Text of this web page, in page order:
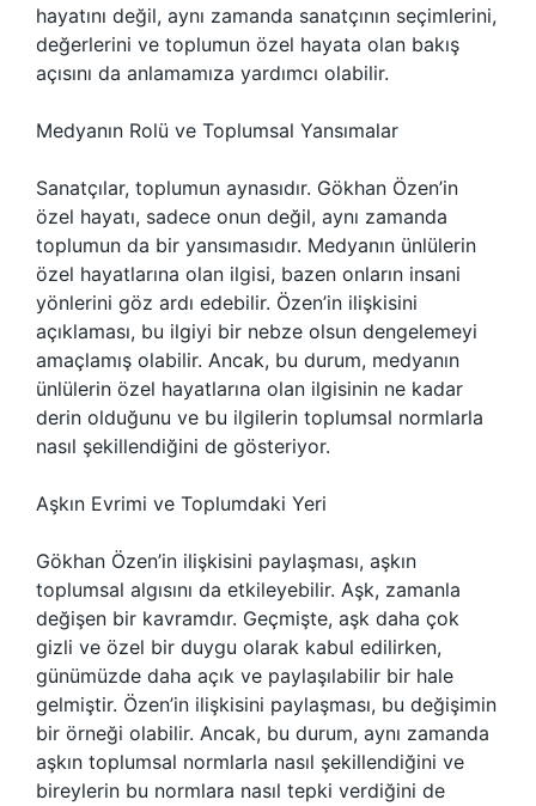
hayatını değil, aynı zamanda sanatçının seçimlerini,
değerlerini ve toplumun özel hayata olan bakış
açısını da anlamamıza yardımcı olabilir.
Medyanın Rolü ve Toplumsal Yansımalar
Sanatçılar, toplumun aynasıdır. Gökhan Özen’in
özel hayatı, sadece onun değil, aynı zamanda
toplumun da bir yansımasıdır. Medyanın ünlülerin
özel hayatlarına olan ilgisi, bazen onların insani
yönlerini göz ardı edebilir. Özen’in ilişkisini
açıklaması, bu ilgiyi bir nebze olsun dengelemeyi
amaçlamış olabilir. Ancak, bu durum, medyanın
ünlülerin özel hayatlarına olan ilgisinin ne kadar
derin olduğunu ve bu ilgilerin toplumsal normlarla
nasıl şekillendiğini de gösteriyor.
Aşkın Evrimi ve Toplumdaki Yeri
Gökhan Özen’in ilişkisini paylaşması, aşkın
toplumsal algısını da etkileyebilir. Aşk, zamanla
değişen bir kavramdır. Geçmişte, aşk daha çok
gizli ve özel bir duygu olarak kabul edilirken,
günümüzde daha açık ve paylaşılabilir bir hale
gelmiştir. Özen’in ilişkisini paylaşması, bu değişimin
bir örneği olabilir. Ancak, bu durum, aynı zamanda
aşkın toplumsal normlarla nasıl şekillendiğini ve
bireylerin bu normlara nasıl tepki verdiğini de